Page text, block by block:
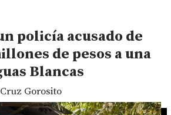
policía acusado de
de pesos a una
Blancas
Gorosito